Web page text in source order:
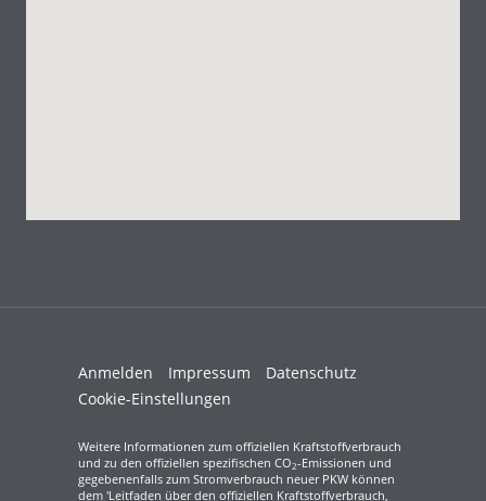
Anmelden Impressum
Datenschutz
Cookie-Einstellungen
Weitere Informationen zum offiziellen Kraftstoffverbrauch
und zu den offiziellen spezifischen CO2-Emissionen und
gegebenenfalls zum Stromverbrauch neuer PKW können
dem 'Leitfaden über den offiziellen Kraftstoffverbrauch,